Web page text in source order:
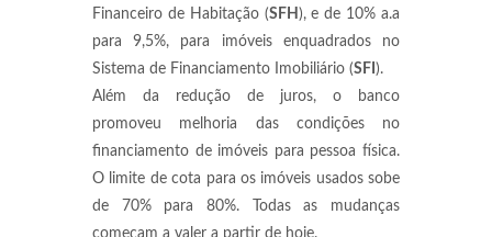
Financeiro de Habitação (SFH ), e de 10% a.a
para 9,5%, para imóveis enquadrados no
Sistema de Financiamento Imobiliário (SFI ).
Além da redução de juros, o banco
promoveu melhoria das condições no
financiamento de imóveis para pessoa física.
O limite de cota para os imóveis usados sobe
de 70% para 80%. Todas as mudanças
começam a valer a partir de hoje.